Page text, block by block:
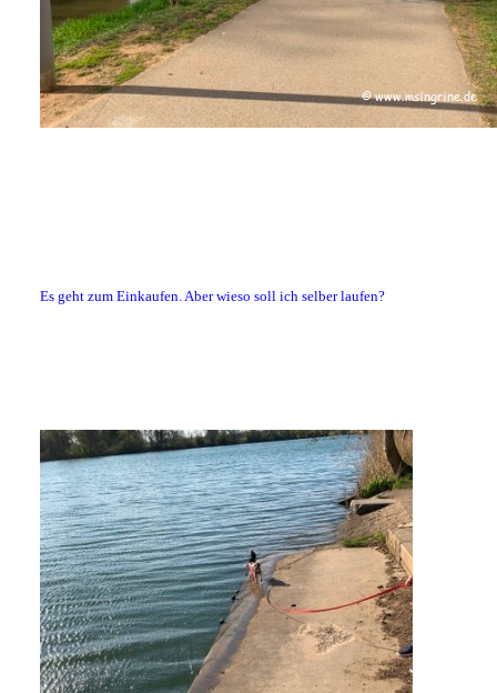
Es geht zum Einkaufen. Aber wieso soll ich selber laufen?